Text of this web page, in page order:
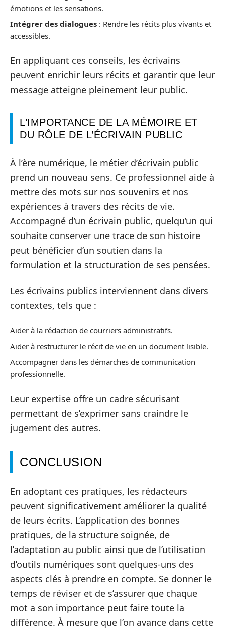
émotions et les sensations.
Intégrer des dialogues : Rendre les récits plus vivants et
accessibles.
En appliquant ces conseils, les écrivains
peuvent enrichir leurs récits et garantir que leur
message atteigne pleinement leur public.
L’IMPORTANCE DE LA MÉMOIRE ET
DU RÔLE DE L’ÉCRIVAIN PUBLIC
À l’ère numérique, le métier d’écrivain public
prend un nouveau sens. Ce professionnel aide à
mettre des mots sur nos souvenirs et nos
expériences à travers des récits de vie.
Accompagné d’un écrivain public, quelqu’un qui
souhaite conserver une trace de son histoire
peut bénéficier d’un soutien dans la
formulation et la structuration de ses pensées.
Les écrivains publics interviennent dans divers
contextes, tels que :
Aider à la rédaction de courriers administratifs.
Aider à restructurer le récit de vie en un document lisible.
Accompagner dans les démarches de communication
professionnelle.
Leur expertise offre un cadre sécurisant
permettant de s’exprimer sans craindre le
jugement des autres.
CONCLUSION
En adoptant ces pratiques, les rédacteurs
peuvent significativement améliorer la qualité
de leurs écrits. L’application des bonnes
pratiques, de la structure soignée, de
l’adaptation au public ainsi que de l’utilisation
d’outils numériques sont quelques-uns des
aspects clés à prendre en compte. Se donner le
temps de réviser et de s’assurer que chaque
mot a son importance peut faire toute la
différence. À mesure que l’on avance dans cette